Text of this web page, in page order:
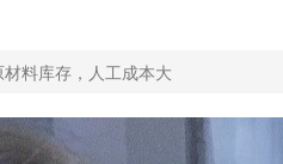
料库存，人工成本大